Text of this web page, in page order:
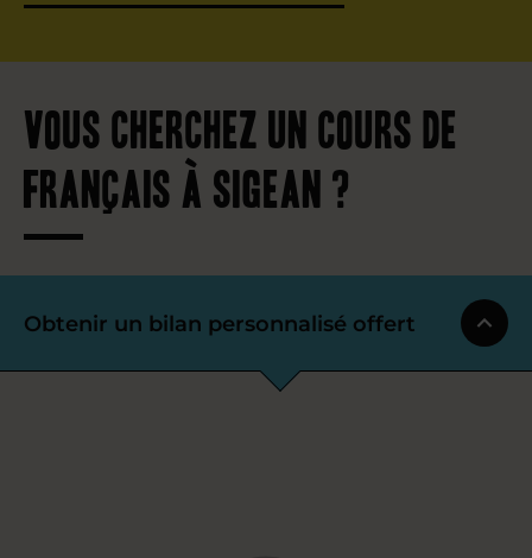
Vous cherchez un cours de
français à Sigean ?
Obtenir un bilan personnalisé offert